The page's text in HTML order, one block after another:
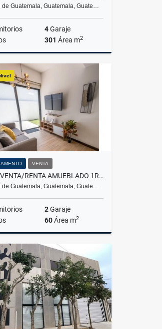
Guatemala, Guatemala, Guate…
4Garaje
301 Área m2
Alquiler
US$2,800
VENTA
APTO VENTA/RENTA AMUEBLADO 1R NIVEL CON JARDÍN, Z13 EDIF N AMÉRICAS
Guatemala, Guatemala, Guate…
2Garaje
60Área m2
US$1,200